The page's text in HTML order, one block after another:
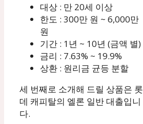
대상 : 만 20세 이상
한도 : 300만 원 ~ 6,000만
원
기간 : 1년 ~ 10년 (금액 별)
금리 : 7.63% ~ 19.9%
상환 : 원리금 균등 분할
세 번째로 소개해 드릴 상품은 롯
데 캐피탈의 엘론 일반 대출입니
다.